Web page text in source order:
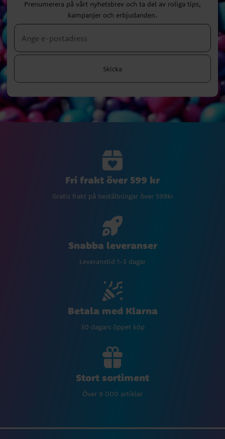
Prenumerera på vårt nyhetsbrev och ta del av roliga tips,
kampanjer och erbjudanden.
Skicka
Fri frakt över 599 kr
Gratis frakt på beställningar över 599kr
Snabba leveranser
Leveranstid 1-3 dagar
Betala med Klarna
30 dagars öppet köp
Stort sortiment
Över 9 000 artiklar